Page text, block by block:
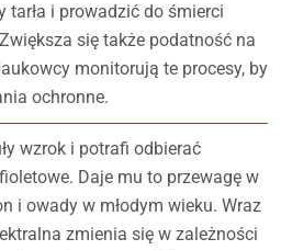
tarła i prowadzić do śmierci
się także podatność na
monitorują te procesy, by
ochronne.
wzrok i potrafi odbierać
Daje mu to przewagę w
i owady w młodym wieku. Wraz
zmienia się w zależności